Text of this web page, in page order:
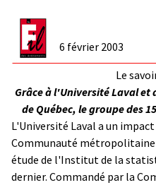
6 février 2003
Le
Grâce à l'Université Laval
de Québec, le groupe des
L'Université Laval a un
Communauté métropolitaine
étude de l'Institut de la
dernier. Commandé par la